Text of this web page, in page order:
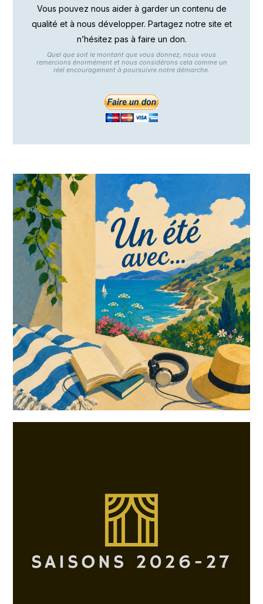
Vous pouvez nous aider à garder un contenu de
qualité et à nous développer. Partagez notre site et
n’hésitez pas à faire un don.
Quel que soit le montant que vous donnez, nous vous
remercions énormément et nous considérons cela comme un
réel encouragement à poursuivre notre démarche.